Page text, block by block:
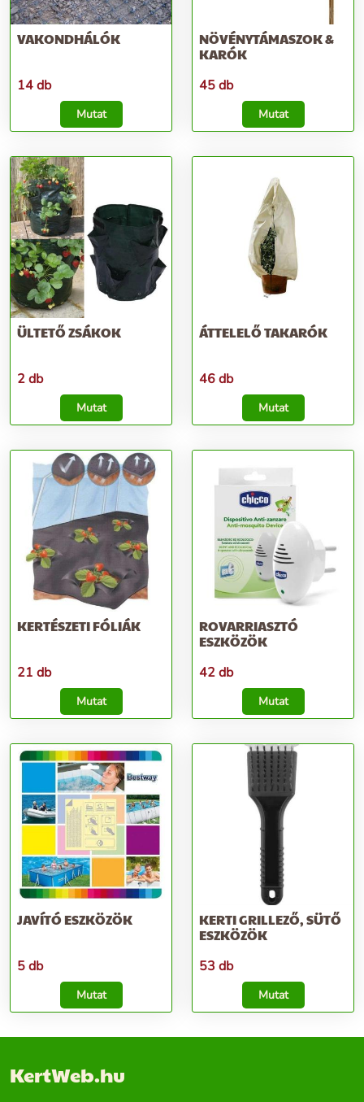
VAKONDHÁLÓK
14 db
Mutat
NÖVÉNYTÁMASZOK &
KARÓK
45 db
Mutat
ÜLTETŐ ZSÁKOK
2 db
Mutat
ÁTTELELŐ TAKARÓK
46 db
Mutat
KERTÉSZETI FÓLIÁK
21 db
Mutat
ROVARRIASZTÓ
ESZKÖZÖK
42 db
Mutat
JAVÍTÓ ESZKÖZÖK
5 db
Mutat
KERTI GRILLEZŐ, SÜTŐ
ESZKÖZÖK
53 db
Mutat
KertWeb.hu